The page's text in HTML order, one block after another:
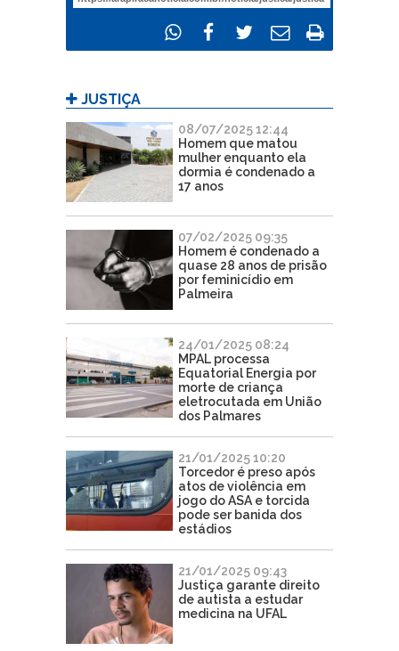
JUSTIÇA
08/07/2025 12:44
Homem que matou
mulher enquanto ela
dormia é condenado a
17 anos
07/02/2025 09:35
Homem é condenado a
quase 28 anos de prisão
por feminicídio em
Palmeira
24/01/2025 08:24
MPAL processa
Equatorial Energia por
morte de criança
eletrocutada em União
dos Palmares
21/01/2025 10:20
Torcedor é preso após
atos de violência em
jogo do ASA e torcida
pode ser banida dos
estádios
21/01/2025 09:43
Justiça garante direito
de autista a estudar
medicina na UFAL